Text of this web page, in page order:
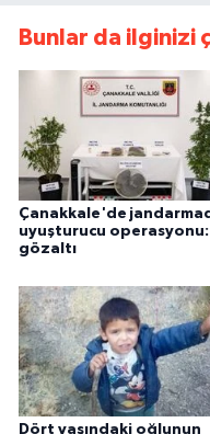
Bunlar da ilginizi
Çanakkale'de
uyuşturucu
gözaltı
Dört yaşındaki oğlunun